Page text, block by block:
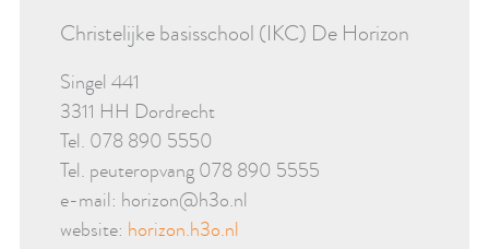
Christelijke basisschool (IKC) De Horizon
Singel 441
3311 HH Dordrecht
Tel. 078 890 5550
Tel. peuteropvang 078 890 5555
e-mail: horizon@h3o.nl
website: horizon.h3o.nl